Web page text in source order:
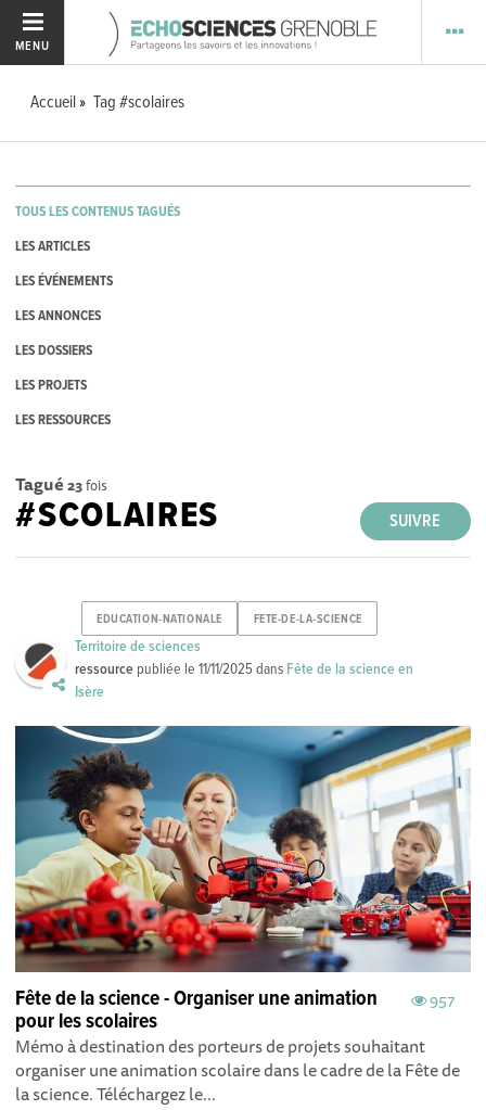
MENU
Accueil Tag #scolaires
TOUS LES CONTENUS TAGUÉS
LES ARTICLES
LES ÉVÉNEMENTS
LES ANNONCES
LES DOSSIERS
LES PROJETS
LES RESSOURCES
Tagué 23fois
SUIVRE
#SCOLAIRES
EDUCATION-NATIONALE FETE-DE-LA-SCIENCE
Territoire de sciences
ressource publiée le11/11/2025dans Fête de la science en
Isère
957
Fête de la science - Organiser une animation
pour les scolaires
Mémo à destination des porteurs de projets souhaitant
organiser une animation scolaire dans le cadre de la Fête de
la science. Téléchargez le...